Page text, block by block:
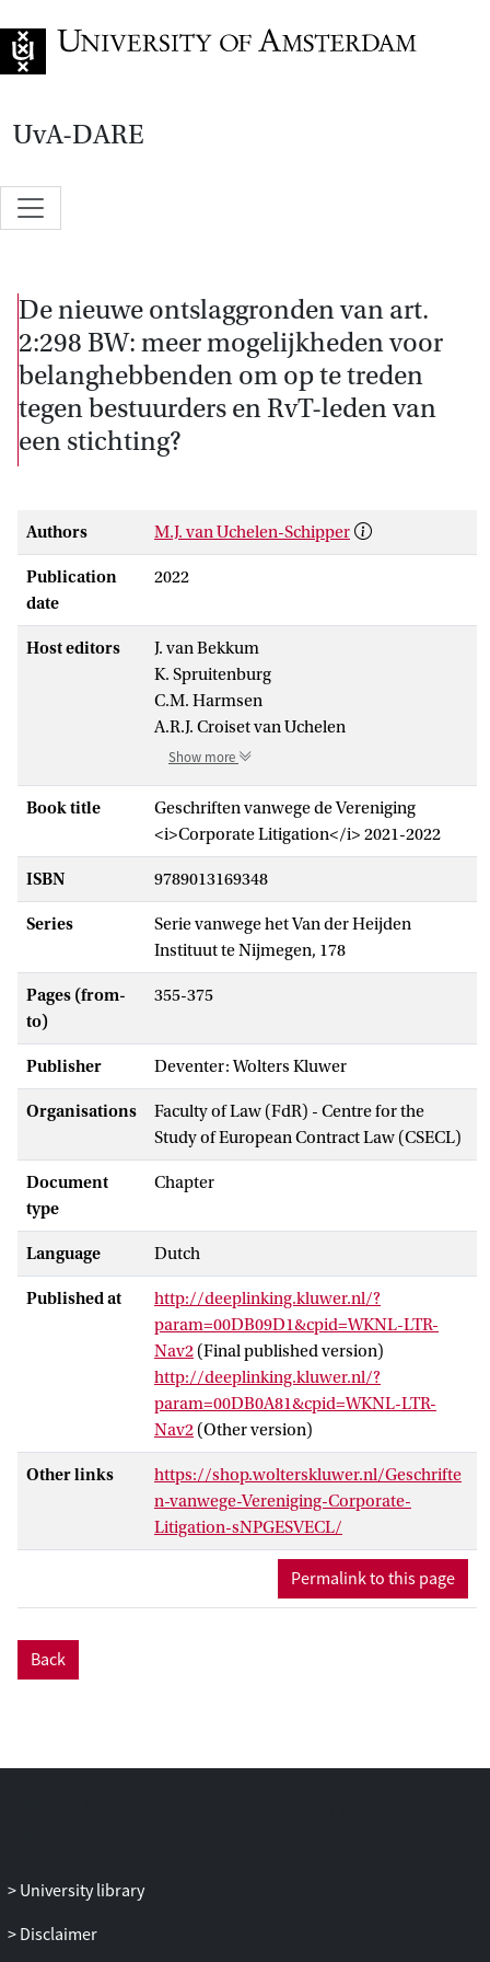
UvA-DARE
De nieuwe ontslaggronden van art.
2:298 BW: meer mogelijkheden voor
belanghebbenden om op te treden
tegen bestuurders en RvT-leden van
een stichting?
Authors M.J. van Uchelen-Schipper
Publication
date
2022
Host editors
J. van Bekkum
K. Spruitenburg
C.M. Harmsen
A.R.J. Croiset van Uchelen
Show more
Book title
Geschriften vanwege de Vereniging
<i>Corporate Litigation</i> 2021-2022
ISBN 9789013169348
Series
Serie vanwege het Van der Heijden
Instituut te Nijmegen, 178
Pages (from-
to)
355-375
Publisher Deventer: Wolters Kluwer
Organisations
Faculty of Law (FdR) - Centre for the
Study of European Contract Law (CSECL)
Document
type
Chapter
Language Dutch
Published at
http://deeplinking.kluwer.nl/?
param=00DB09D1&cpid=WKNL-LTR-
Nav2 (Final published version)
http://deeplinking.kluwer.nl/?
param=00DB0A81&cpid=WKNL-LTR-
Nav2 (Other version)
Other links
https://shop.wolterskluwer.nl/Geschrifte
n-vanwege-Vereniging-Corporate-
Litigation-sNPGESVECL/
Permalink to this page
Back
University library
Disclaimer